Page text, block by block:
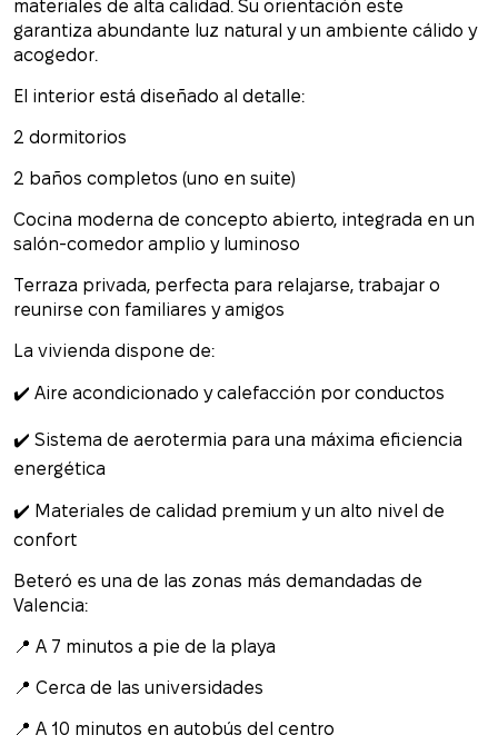
materiales de alta calidad. Su orientación este
garantiza abundante luz natural y un ambiente cálido y
acogedor.
El interior está diseñado al detalle:
2 dormitorios
2 baños completos (uno en suite)
Cocina moderna de concepto abierto, integrada en un
salón-comedor amplio y luminoso
Terraza privada, perfecta para relajarse, trabajar o
reunirse con familiares y amigos
La vivienda dispone de:
✔️ Aire acondicionado y calefacción por conductos
✔️ Sistema de aerotermia para una máxima eficiencia
energética
✔️ Materiales de calidad premium y un alto nivel de
confort
Beteró es una de las zonas más demandadas de
Valencia:
📍 A 7 minutos a pie de la playa
📍 Cerca de las universidades
📍 A 10 minutos en autobús del centro